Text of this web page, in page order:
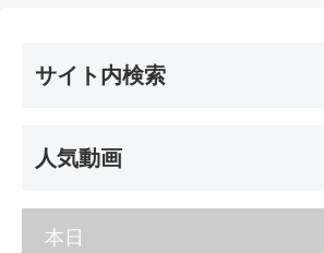
サイト内検索
人気動画
本日